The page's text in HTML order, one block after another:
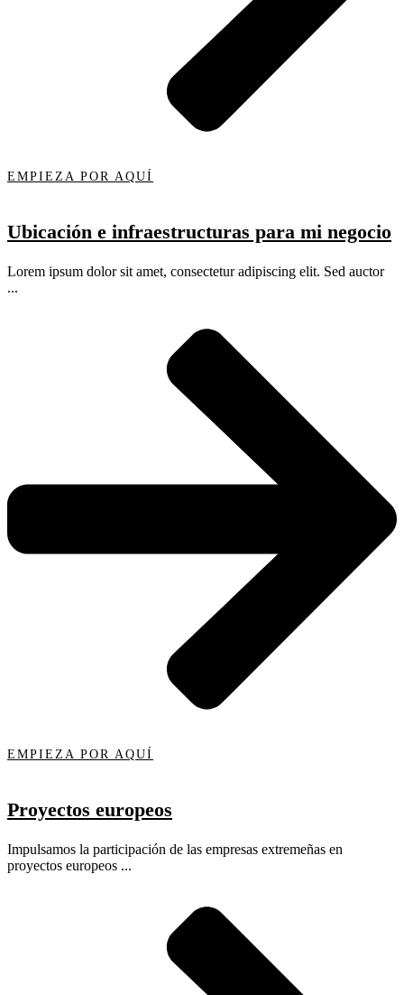
EMPIEZA POR AQUÍ
Ubicación e infraestructuras para mi negocio
Lorem ipsum dolor sit amet, consectetur adipiscing elit. Sed auctor
...
EMPIEZA POR AQUÍ
Proyectos europeos
Impulsamos la participación de las empresas extremeñas en
proyectos europeos ...